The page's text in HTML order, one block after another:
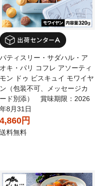
パティスリー・サダハル・ア
オキ・パリ コフレ アソーティ
モン ドゥ ビスキュイ モワイヤ
ン（包装不可、メッセージカ
ード別添） 賞味期限：2026
年8月31日
4,860円
送料無料